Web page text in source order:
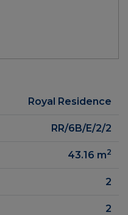
Royal Residence
RR/6B/E/2/2
43.16 m2
2
2